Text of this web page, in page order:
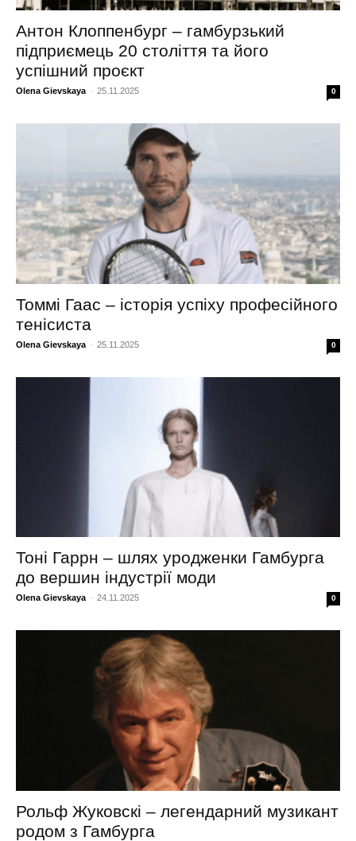
Антон Клоппенбург – гамбурзький
підприємець 20 століття та його
успішний проєкт
Olena Gievskaya - 25.11.2025 0
Томмі Гаас – історія успіху професійного
тенісиста
Olena Gievskaya - 25.11.2025 0
Тоні Гаррн – шлях уродженки Гамбурга
до вершин індустрії моди
Olena Gievskaya - 24.11.2025 0
Рольф Жуковскі – легендарний музикант
родом з Гамбурга